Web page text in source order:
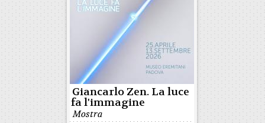
Giancarlo Zen. La luce
fa l'immagine
Mostra